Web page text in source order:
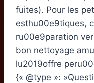
fuites). Pour les
esthu00e9tiques,
ru00e9paration
bon nettoyage
lu2019offre
{« @type »: